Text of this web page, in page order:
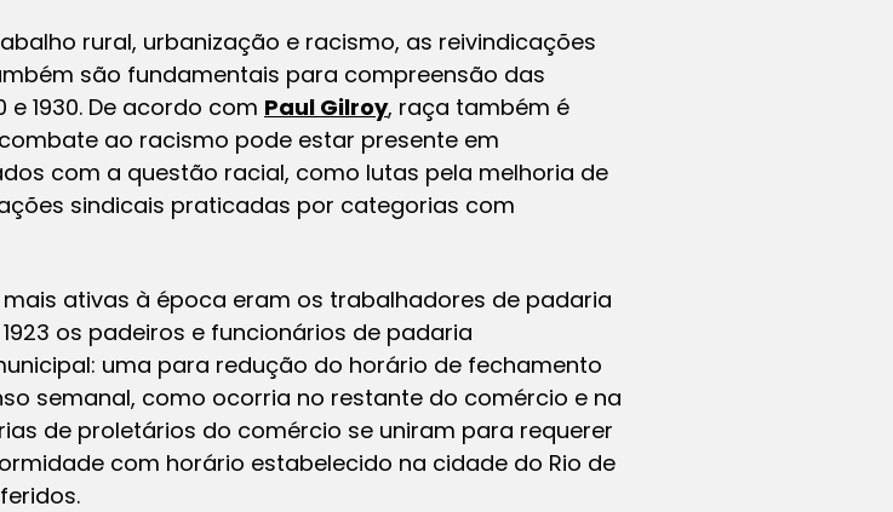
rural, urbanização e racismo, as reivindicações
são fundamentais para compreensão das
1930. De acordo com Paul Gilroy, raça também é
ao racismo pode estar presente em
com a questão racial, como lutas pela melhoria de
sindicais praticadas por categorias com
ativas à época eram os trabalhadores de padaria
os padeiros e funcionários de padaria
uma para redução do horário de fechamento
semanal, como ocorria no restante do comércio e na
de proletários do comércio se uniram para requerer
com horário estabelecido na cidade do Rio de